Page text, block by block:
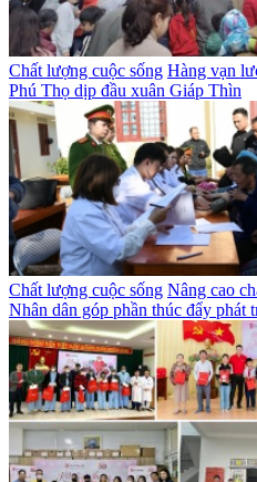
Chất lượng cuộc sống Hàng vạn
Phú Thọ dịp đầu xuân Giáp Thìn
Chất lượng cuộc sống Nâng cao
Nhân dân góp phần thúc đẩy phát